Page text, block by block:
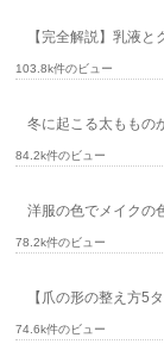
【完全解説】乳液
103.8k件のビュー
冬に起こる太もも
84.2k件のビュー
洋服の色でメイクの
78.2k件のビュー
【爪の形の整え方5
74.6k件のビュー